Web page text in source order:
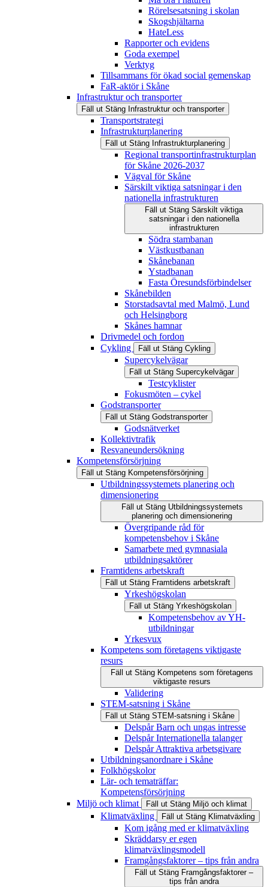
Rörelsesatsning i skolan
Skogshjältarna
HateLess
Rapporter och evidens
Goda exempel
Verktyg
Tillsammans för ökad social gemenskap
FaR-aktör i Skåne
Infrastruktur och transporter
Fäll ut Stäng Infrastruktur och transporter
Transportstrategi
Infrastrukturplanering
Fäll ut Stäng Infrastrukturplanering
Regional transportinfrastrukturplan
för Skåne 2026-2037
Vägval för Skåne
Särskilt viktiga satsningar i den
nationella infrastrukturen
Fäll ut Stäng Särskilt viktiga
satsningar i den nationella
infrastrukturen
Södra stambanan
Västkustbanan
Skånebanan
Ystadbanan
Fasta Öresundsförbindelser
Skånebilden
Storstadsavtal med Malmö, Lund
och Helsingborg
Skånes hamnar
Drivmedel och fordon
Cykling
Fäll ut Stäng Cykling
Supercykelvägar
Fäll ut Stäng Supercykelvägar
Testcyklister
Fokusmöten – cykel
Godstransporter
Fäll ut Stäng Godstransporter
Godsnätverket
Kollektivtrafik
Resvaneundersökning
Kompetensförsörjning
Fäll ut Stäng Kompetensförsörjning
Utbildningssystemets planering och
dimensionering
Fäll ut Stäng Utbildningssystemets
planering och dimensionering
Övergripande råd för
kompetensbehov i Skåne
Samarbete med gymnasiala
utbildningsaktörer
Framtidens arbetskraft
Fäll ut Stäng Framtidens arbetskraft
Yrkeshögskolan
Fäll ut Stäng Yrkeshögskolan
Kompetensbehov av YH-
utbildningar
Yrkesvux
Kompetens som företagens viktigaste
resurs
Fäll ut Stäng Kompetens som företagens
viktigaste resurs
Validering
STEM-satsning i Skåne
Fäll ut Stäng STEM-satsning i Skåne
Delspår Barn och ungas intresse
Delspår Internationella talanger
Delspår Attraktiva arbetsgivare
Utbildningsanordnare i Skåne
Folkhögskolor
Lär- och tematräffar:
Kompetensförsörjning
Miljö och klimat
Fäll ut Stäng Miljö och klimat
Klimatväxling Fäll ut Stäng Klimatväxling
Kom igång med er klimatväxling
Skräddarsy er egen
klimatväxlingsmodell
Framgångsfaktorer – tips från andra
Fäll ut Stäng Framgångsfaktorer –
tips från andra